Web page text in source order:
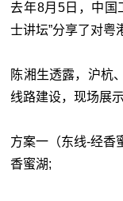
去年8月5日，中国
士讲坛”分享了对粤
陈湘生透露，沪杭
线路建设，现场展
方案一（东线-经香
香蜜湖;